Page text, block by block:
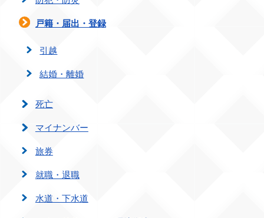
戸籍・届出・登録
引越
結婚・離婚
死亡
マイナンバー
旅券
就職・退職
水道・下水道